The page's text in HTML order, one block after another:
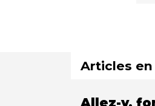
Articles en
Allez-y,